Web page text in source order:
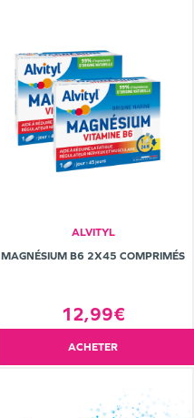
ALVITYL
MAGNÉSIUM B6 2X45 COMPRIMÉS
12,99€
ACHETER